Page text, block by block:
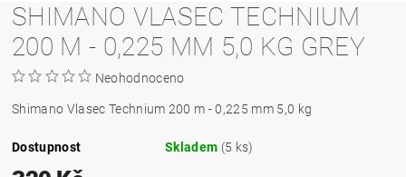
SHIMANO VLASEC TECHNIUM
200 M - 0,225 MM 5,0 KG GREY
Neohodnoceno
Shimano Vlasec Technium 200 m - 0,225 mm 5,0 kg
Dostupnost Skladem (5 ks)